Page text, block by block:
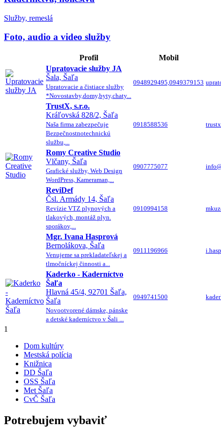
Služby, remeslá
Foto, audio a video služby
Profil
Mobil
Upratovacie služby JA
Šala, Šaľa
Upratovacie a čistiace služby
*Novostavby,domy,byty,chaty...
0948929495,0949379153
TrustX, s.r.o.
Kráľovská 828/2, Šaľa
Naša firma zabezpečuje
Bezpečnostnotechnickú
službu,...
0918588536
Romy Creative Studio
Vlčany, Šaľa
Grafické služby, Web Design
WordPress, Kameraman,...
0907775077
ReviDef
Čsl. Armády 14, Šaľa
Revízie VTZ plynových a
tlakových, montáž plyn.
sporákov,...
0910994158
Mgr. Ivana Hasprová
Bernolákova, Šaľa
Venujeme sa prekladateľskej a
tlmočníckej činnosti a...
0911196966
Kaderko - Kaderníctvo
Šaľa
Hlavná 45/4, 92701 Šaľa,
Šaľa
Novootvorené dámske, pánske
a detské kaderníctvo v Šali ...
0949741500
1
Dom kultúry
Mestská polícia
Knižnica
DD Šaľa
OSS Šaľa
Met Šaľa
CvČ Šaľa
Potrebujem vybaviť